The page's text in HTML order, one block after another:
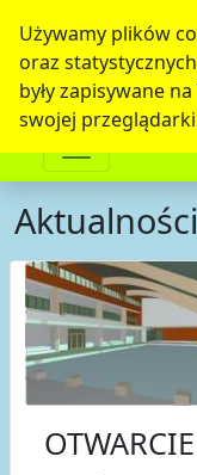
Używamy plików
oraz
były zapisywane
swojej
Aktualności